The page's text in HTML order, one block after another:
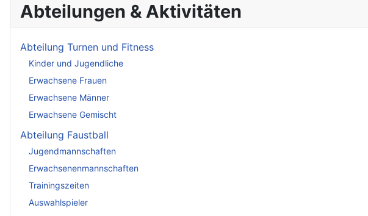
Abteilungen & Aktivitäten
Abteilung Turnen und Fitness
Kinder und Jugendliche
Erwachsene Frauen
Erwachsene Männer
Erwachsene Gemischt
Abteilung Faustball
Jugendmannschaften
Erwachsenenmannschaften
Trainingszeiten
Auswahlspieler